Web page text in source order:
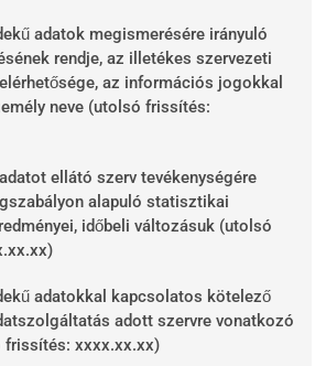
adatok megismerésére irányuló
rendje, az illetékes szervezeti
az információs jogokkal
neve (utolsó frissítés:
ellátó szerv tevékenységére
alapuló statisztikai
időbeli változásuk (utolsó
adatokkal kapcsolatos kötelező
adott szervre vonatkozó
frissítés: xxxx.xx.xx)